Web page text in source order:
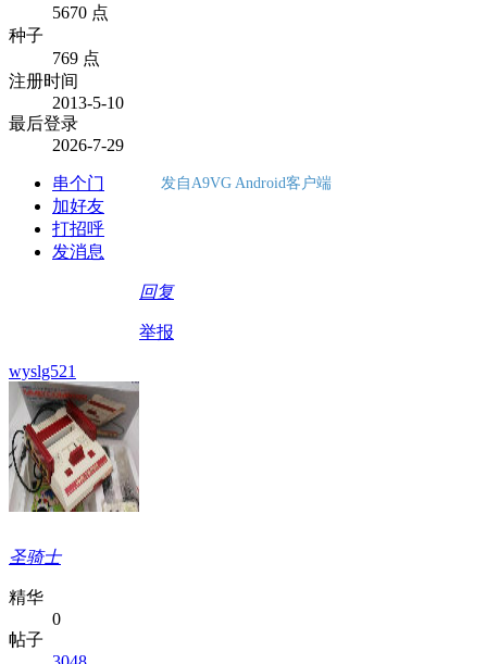
5670 点
种子
769 点
注册时间
2013-5-10
最后登录
2026-7-29
串个门
加好友
打招呼
发消息
发自A9VG Android客户端
回复
举报
wyslg521
圣骑士
精华
0
帖子